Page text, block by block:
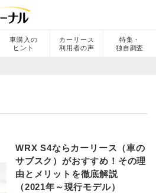
車購入の
ヒント
カーリース
利用者の声
特集・
独自調査
WRX S4ならカーリース（車の
サブスク）がおすすめ！その理
由とメリットを徹底解説
（2021年～現行モデル）